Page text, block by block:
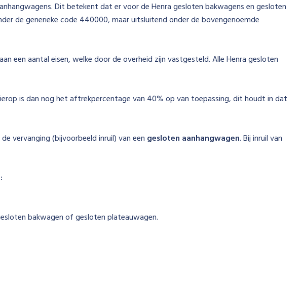
Dit betekent dat er voor de Henra gesloten bakwagens en gesloten
de generieke code 440000, maar uitsluitend onder de bovengenoemde
een aantal eisen, welke door de overheid zijn vastgesteld. Alle Henra gesloten
is dan nog het aftrekpercentage van 40% op van toepassing, dit houdt in dat
vervanging (bijvoorbeeld inruil) van een gesloten aanhangwagen. Bij inruil van
bakwagen of gesloten plateauwagen.